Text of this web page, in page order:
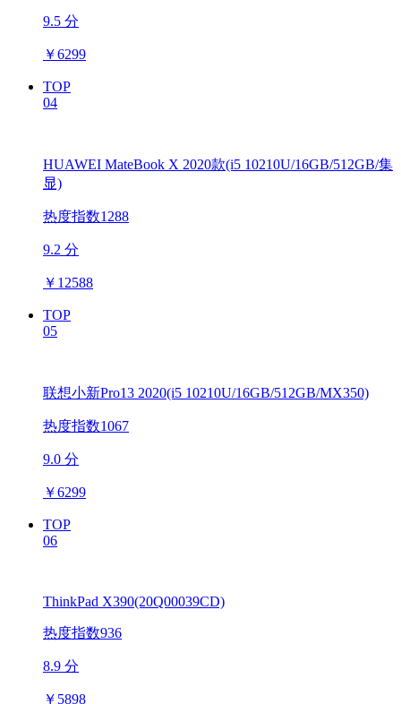
9.5 分
￥6299
TOP
04
HUAWEI MateBook X 2020款(i5 10210U/16GB/512GB/集
显)
热度指数1288
9.2 分
￥ 12588
TOP
05
联想小新Pro13 2020(i5 10210U/16GB/512GB/MX350)
热度指数1067
9.0 分
￥6299
TOP
06
ThinkPad X390(20Q00039CD)
热度指数936
8.9 分
￥ 5898